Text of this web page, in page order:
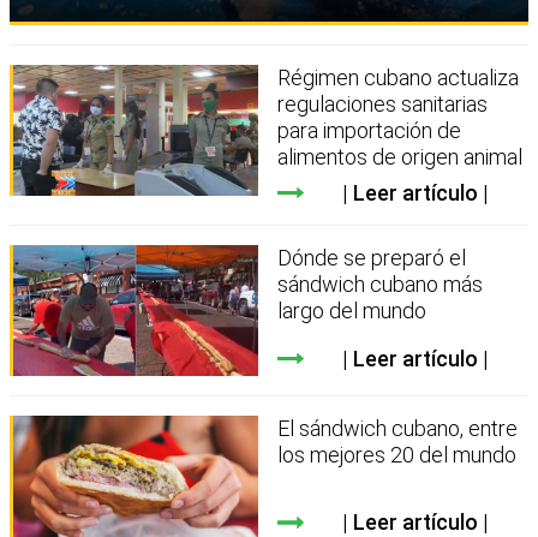
Régimen cubano actualiza
regulaciones sanitarias
para importación de
alimentos de origen animal
Leer artículo
Dónde se preparó el
sándwich cubano más
largo del mundo
Leer artículo
El sándwich cubano, entre
los mejores 20 del mundo
Leer artículo